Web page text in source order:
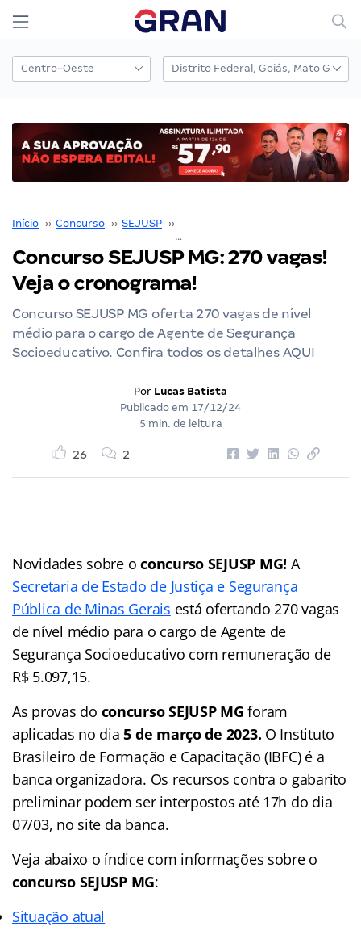
Início ›› Concurso ›› SEJUSP ››
Concurso SEJUSP MG: 270 vagas!
Veja o cronograma!
Concurso SEJUSP MG oferta 270 vagas de nível
médio para o cargo de Agente de Segurança
Socioeducativo. Confira todos os detalhes AQUI
Por Lucas Batista
Publicado em 17/12/24
5 min. de leitura
26 2
Novidades sobre o concurso SEJUSP MG! A
Secretaria de Estado de Justiça e Segurança
Pública de Minas Gerais está ofertando 270 vagas
de nível médio para o cargo de Agente de
Segurança Socioeducativo com remuneração de
R$ 5.097,15.
As provas do concurso SEJUSP MG foram
aplicadas no dia 5 de março de 2023. O Instituto
Brasileiro de Formação e Capacitação (IBFC) é a
banca organizadora. Os recursos contra o gabarito
preliminar podem ser interpostos até 17h do dia
07/03, no site da banca.
Veja abaixo o índicecom informações sobre o
concurso SEJUSP MG:
Situação atual